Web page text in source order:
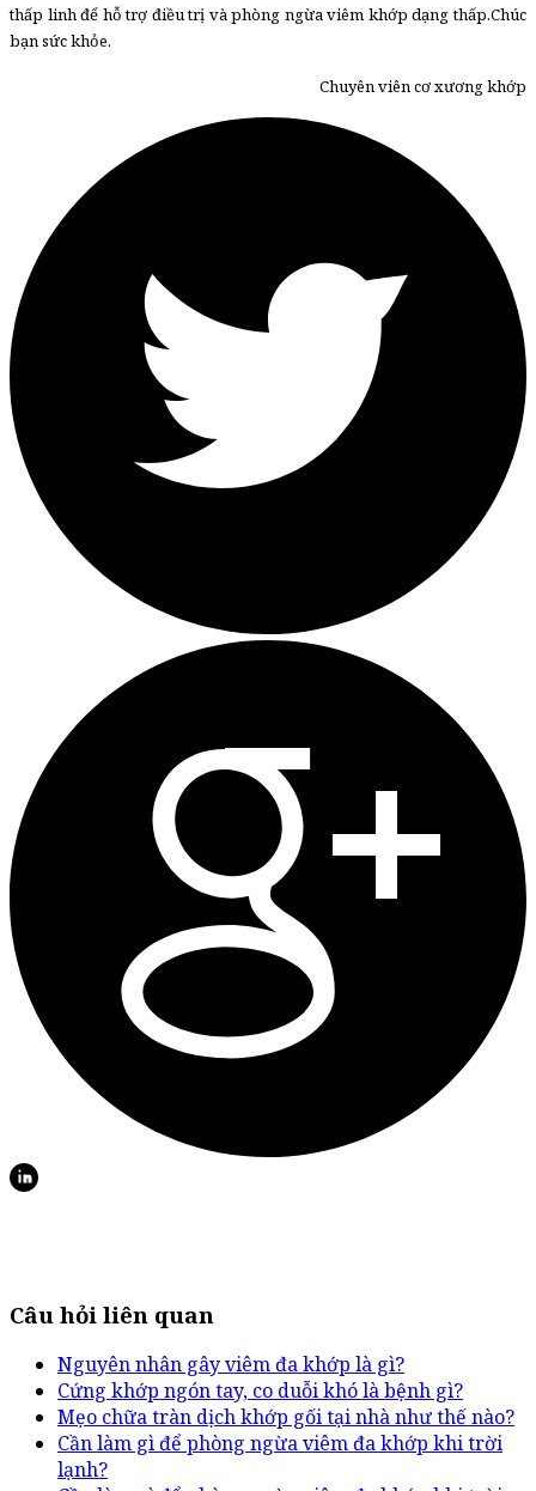
thấp linh để hỗ trợ điều trị và phòng ngừa viêm khớp dạng thấp.Chúc
bạn sức khỏe.
Chuyên viên cơ xương khớp
Câu hỏi liên quan
Nguyên nhân gây viêm đa khớp là gì?
Cứng khớp ngón tay, co duỗi khó là bệnh gì?
Mẹo chữa tràn dịch khớp gối tại nhà như thế nào?
Cần làm gì để phòng ngừa viêm đa khớp khi trời
lạnh?